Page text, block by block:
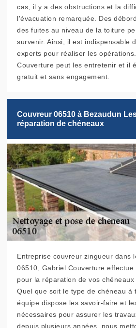
cas, il y a des obstructions et la
l'évacuation remarquée. Des
des fuites au niveau de la toiture
survenir. Ainsi, il est indispensable
experts pour réaliser les
Couverture peut les entretenir et il
gratuit et sans engagement.
Couvreur 06510 à Bezaudun
réparation de chéneaux
Entreprise couvreur zingueur dans
06510, Gabriel Couverture effectue
pour la réparation de vos chéneaux
Quel que soit le type de chéneau à
équipe dispose les savoir-faire et
nécessaires pour assurer les
depuis plusieurs années, nous